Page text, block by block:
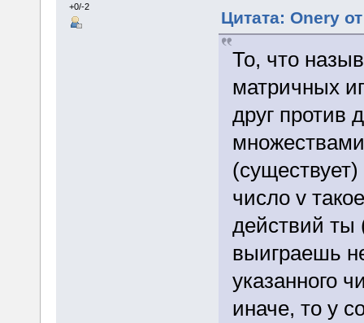
+0/-2
Цитата: Onery
То, что
матричных
друг против
(существует)
число v
действий ты
выиграешь
указанного
иначе, то у